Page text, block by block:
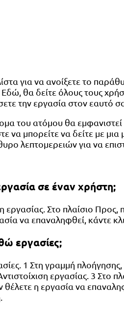
για να ανοίξετε το
θα δείτε όλους τους
την εργασία στον εαυτό
του ατόμου θα
να μπορείτε να δείτε με
λεπτομερειών για να
σε έναν χρήστη;
εργασίας. Στο πλαίσιο
να επαναληφθεί, κάντε
εργασίες;
1 Στη γραμμή πλοήγησης,
εργασίας. 3
η εργασία να